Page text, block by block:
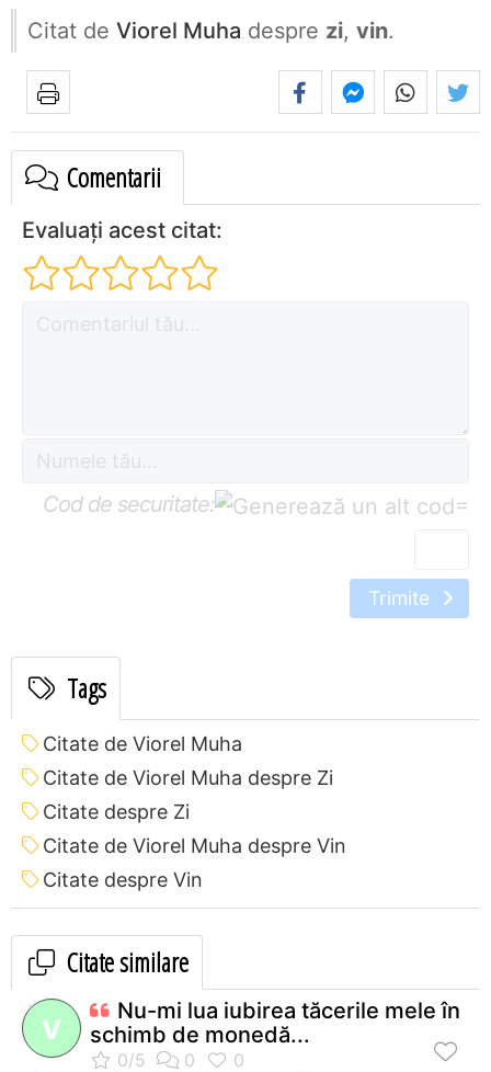
Citat de Viorel Muha despre zi, vin.
Comentarii
Evaluați acest citat:
Cod de securitate: =
Trimite
Tags
Citate de Viorel Muha
Citate de Viorel Muha despre Zi
Citate despre Zi
Citate de Viorel Muha despre Vin
Citate despre Vin
Citate similare
V
Nu-mi lua iubirea tăcerile mele în
schimb de monedă...